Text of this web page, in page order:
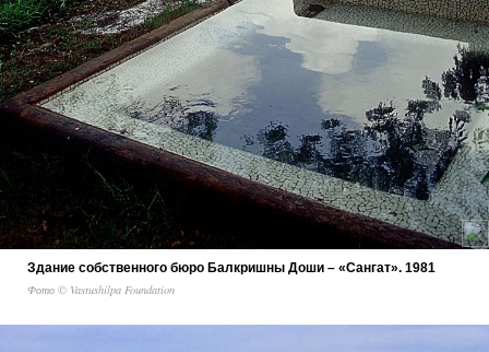
Здание собственного бюро Балкришны Доши – «Сангат». 1981
Фото © Vastushilpa Foundation